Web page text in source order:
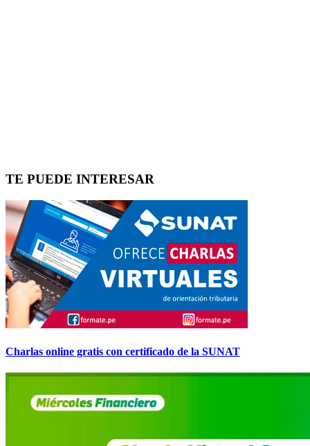
TE PUEDE INTERESAR
Charlas online gratis con certificado de la SUNAT